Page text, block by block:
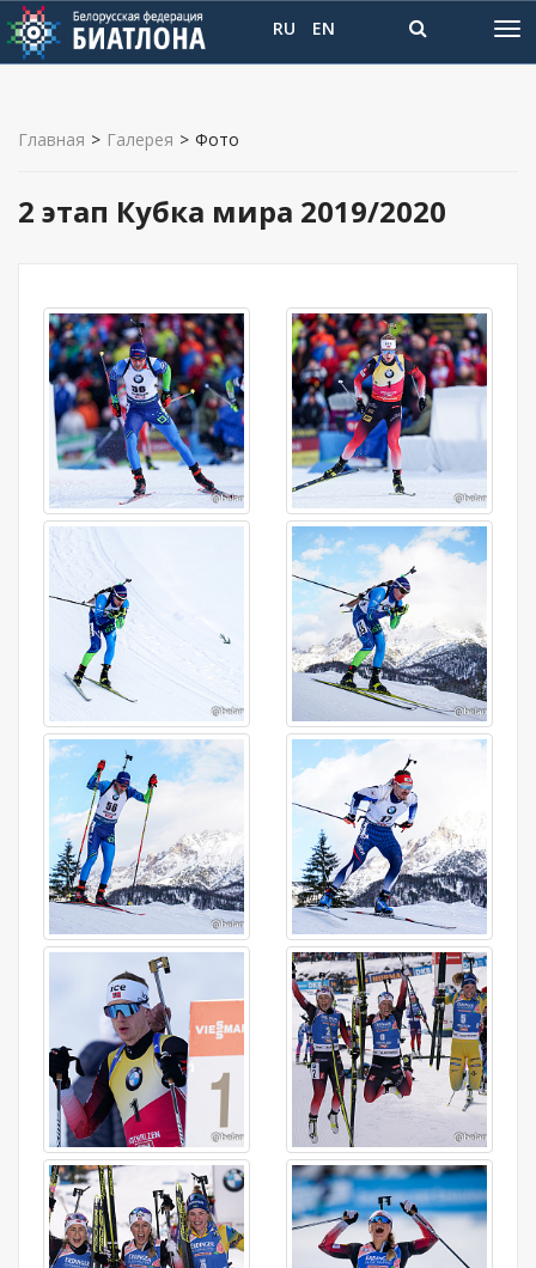
RU EN
Главная > Галерея > Фото
2 этап Кубка мира 2019/2020